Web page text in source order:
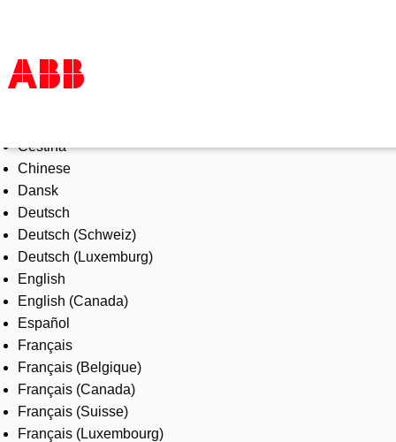
Products & Solutions
Industries
Services
About us
Where to buy
Contact us
Careers
Čeština
Chinese
Dansk
Deutsch
Deutsch (Schweiz)
Deutsch (Luxemburg)
English
English (Canada)
Español
Français
Français (Belgique)
Français (Canada)
Français (Suisse)
Français (Luxembourg)